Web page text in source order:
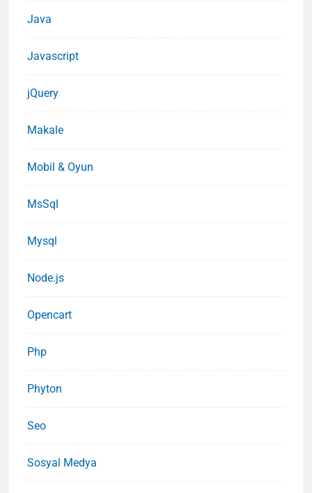
Java
Javascript
jQuery
Makale
Mobil & Oyun
MsSql
Mysql
Node.js
Opencart
Php
Phyton
Seo
Sosyal Medya